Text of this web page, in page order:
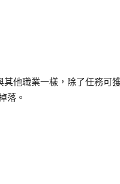
他職業一樣，除了任務可
落。